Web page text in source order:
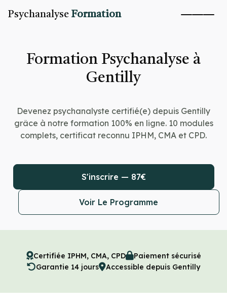
Psychanalyse Formation
Formation Psychanalyse à
Gentilly
Devenez psychanalyste certifié(e) depuis Gentilly
grâce à notre formation 100% en ligne. 10 modules
complets, certificat reconnu IPHM, CMA et CPD.
S'inscrire — 87€
Voir Le Programme
Certifiée IPHM, CMA, CPD
Paiement sécurisé
Garantie 14 jours
Accessible depuis Gentilly